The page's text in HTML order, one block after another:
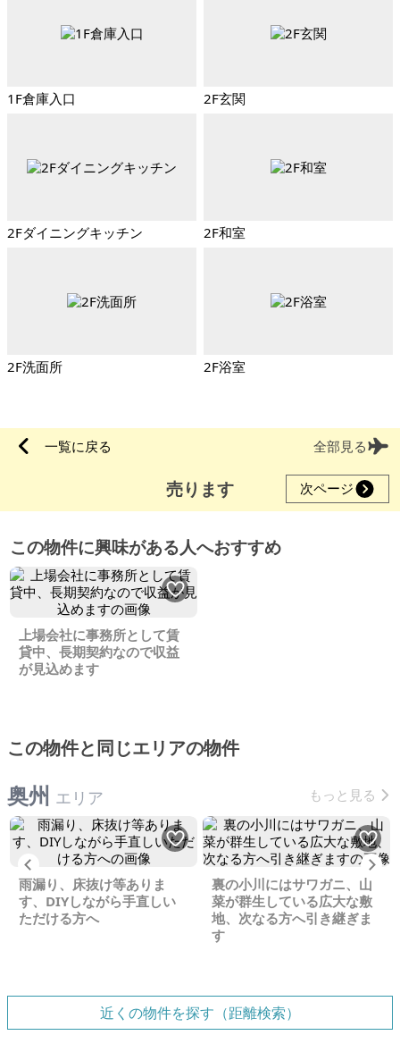
1F倉庫入口 2F玄関
2Fダイニングキッチン 2F和室
2F洗面所 2F浴室
一覧に戻る 全部見る
売ります 次ページ
この物件に興味がある人へおすすめ
上場会社に事務所として賃
貸中、長期契約なので収益
が見込めます
この物件と同じエリアの物件
奥州 エリア もっと見る
Previous
雨漏り、床抜け等ありま
す、DIYしながら手直しい
ただける方へ
裏の小川にはサワガニ、山
菜が群生している広大な敷
地、次なる方へ引き継ぎま
す
近くの物件を探す（距離検索）